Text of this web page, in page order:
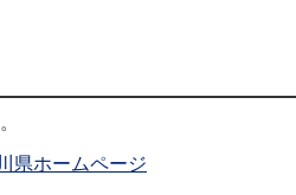
県ホームページ